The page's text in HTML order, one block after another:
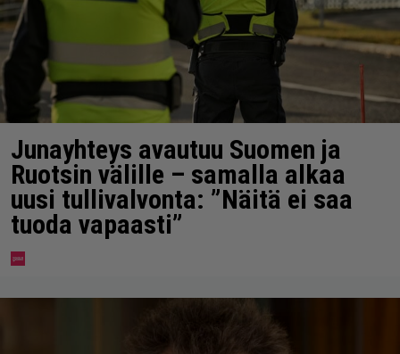
Junayhteys avautuu Suomen ja
Ruotsin välille – samalla alkaa
uusi tullivalvonta: ”Näitä ei saa
tuoda vapaasti”